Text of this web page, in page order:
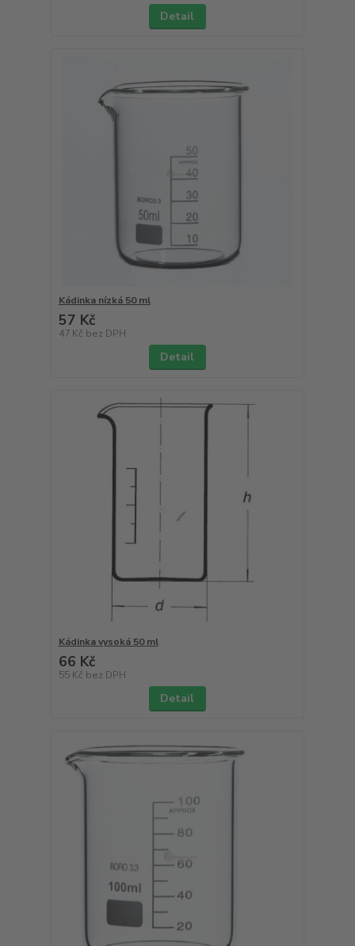
Detail
Kádinka nízká 50 ml
57 Kč
47 Kč bez DPH
Detail
Kádinka vysoká 50 ml
66 Kč
55 Kč bez DPH
Detail